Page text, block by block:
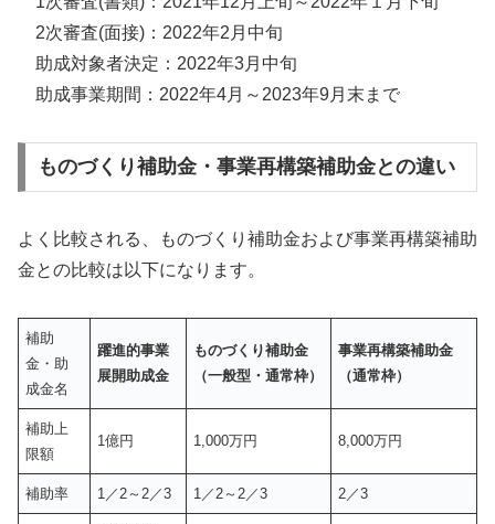
2次審査(面接)：2022年2月中旬
助成対象者決定：2022年3月中旬
助成事業期間：2022年4月～2023年9月末まで
ものづくり補助金・事業再構築補助金との違い
よく比較される、ものづくり補助金および事業再構築補助
金との比較は以下になります。
補助
金・助
成金名
躍進的事業
展開助成金
ものづくり補助金
（一般型・通常枠）
事業再構築補助金
（通常枠）
補助上
限額
1億円 1,000万円 8,000万円
補助率 1／2～2／3 1／2～2／3 2／3